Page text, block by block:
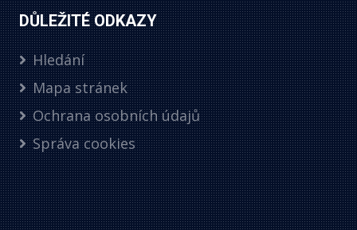
DŮLEŽITÉ ODKAZY
Hledání
Mapa stránek
Ochrana osobních údajů
Správa cookies